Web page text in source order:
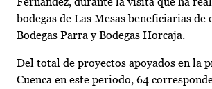
bodegas de Las Mesas beneficiarias de
Bodegas Parra y Bodegas Horcaja.
Del total de proyectos apoyados en la
Cuenca en este periodo, 64